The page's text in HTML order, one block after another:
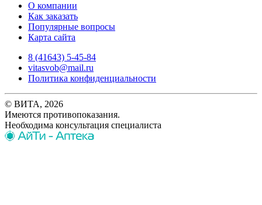
О компании
Как заказать
Популярные вопросы
Карта сайта
8 (41643) 5-45-84
vitasvob@mail.ru
Политика конфиденциальности
© ВИТА, 2026
Имеются противопоказания.
Необходима консультация специалиста